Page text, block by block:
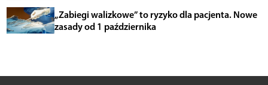
„Zabiegi walizkowe” to ryzyko dla pacjenta. Nowe
zasady od 1 października